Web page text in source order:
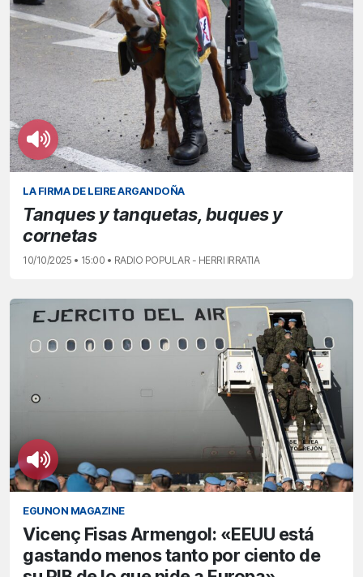
LA FIRMA DE LEIRE ARGANDOÑA
Tanques y tanquetas, buques y
cornetas
10/10/2025 • 15:00 • RADIO POPULAR - HERRI IRRATIA
EGUNON MAGAZINE
Vicenç Fisas Armengol: «EEUU está
gastando menos tanto por ciento de